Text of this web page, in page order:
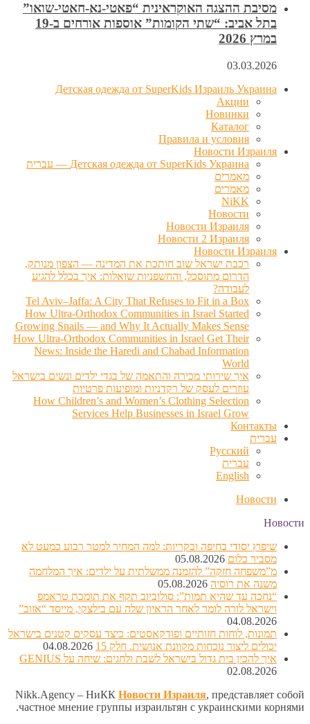
מסיבת ההצגה האוקראינית “פאטי-נא-חאטי-שואו”
בתל אביב: “שתי הקומות” אוספות אורחים ב-19
במרץ 2026
03.03.2026
Детская одежда от SuperKids Израиль Украина
Акции
Новинки
Каталог
Правила и условия
Новости Израиля
Детская одежда от SuperKids Украина — עברית
מאמרים
מאמרים
NiKK
Новости
Новости Израиля
Новости 2 Израиля
Новости Израиля
רכבת ישראל שוב חותכת את המדינה — הצפון מנותק,
הדרום מתוסכל, והחשפניות שואלות: איך בכלל להגיע
לעבודה?
Tel Aviv–Jaffa: A City That Refuses to Fit in a Box
How Ultra-Orthodox Communities in Israel Started
Growing Snails — and Why It Actually Makes Sense
How Ultra-Orthodox Communities in Israel Get Their
News: Inside the Haredi and Chabad Information
World
איך שירותי מכירה והתאמה של בגדי ילדים ונשים בישראל
עוזרים לעסק של רקדניות ומופיעות פרטיות
How Children’s and Women’s Clothing Selection
Services Help Businesses in Israel Grow
Контакты
עברית
Русский
עברית
English
Новости
Новости
שיפוץ יסודי בחיפה ובקריות: למה המחיר למטר רבוע כמעט לא
מסביר כלום 05.08.2026
מ”משפחה חזקה” להזמנה ממשלתית על ילדים: איך המלחמה
משנה את רוסיה 05.08.2026
“נחכה עד שהיא תמות”: סולוביוב תקף את תומכת טראמפ
וישראל לורה לומר לאחר הראיון שלה עם בילצקי, מייסד “אזוב”
04.08.2026
תמונות, לוחות חזותיים ופודקאסטים: כיצד עסקים קטנים בישראל
יכולים ליצור נוכחות מקוונת אנושית. חלק 15
04.08.2026
איך להכין בית גדול בישראל לשבת ולחגים: שיחה על GENIUS
02.08.2026
Nikk.Agency – НиКК Новости Израиля, представляет собой
частное мнение группы израильтян с украинскими корнями.